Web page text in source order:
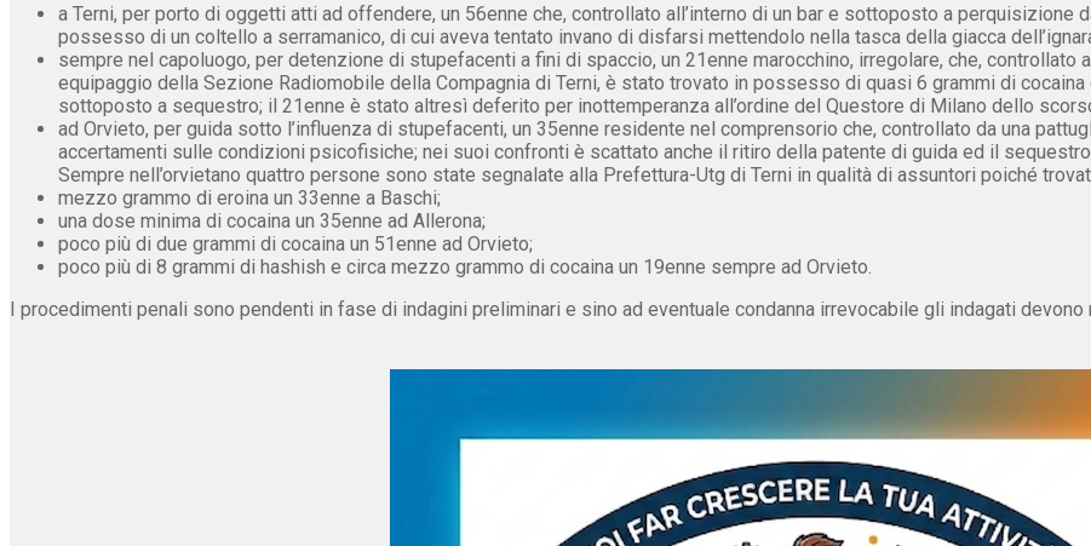
a Terni, per porto di oggetti atti ad offendere, un 56enne che, controllato all’interno di un bar e sottoposto a perquisizione
possesso di un coltello a serramanico, di cui aveva tentato invano di disfarsi mettendolo nella tasca della giacca
sempre nel capoluogo, per detenzione di stupefacenti a fini di spaccio, un 21enne marocchino, irregolare, che,
equipaggio della Sezione Radiomobile della Compagnia di Terni, è stato trovato in possesso di quasi 6 grammi di
sottoposto a sequestro; il 21enne è stato altresì deferito per inottemperanza all’ordine del Questore di Milano dello
ad Orvieto, per guida sotto l’influenza di stupefacenti, un 35enne residente nel comprensorio che, controllato da una
accertamenti sulle condizioni psicofisiche; nei suoi confronti è scattato anche il ritiro della patente di guida ed il
Sempre nell’orvietano quattro persone sono state segnalate alla Prefettura-Utg di Terni in qualità di assuntori poiché
mezzo grammo di eroina un 33enne a Baschi;
una dose minima di cocaina un 35enne ad Allerona;
poco più di due grammi di cocaina un 51enne ad Orvieto;
poco più di 8 grammi di hashish e circa mezzo grammo di cocaina un 19enne sempre ad Orvieto.
I procedimenti penali sono pendenti in fase di indagini preliminari e sino ad eventuale condanna irrevocabile gli indagati devono